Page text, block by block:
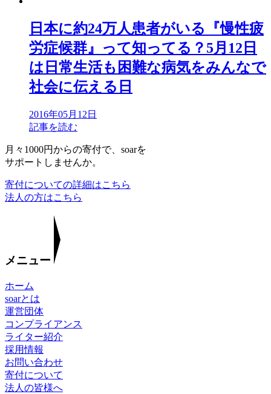
日本に約24万人患者がいる『慢性疲
労症候群』って知ってる？5月12日
は日常生活も困難な病気をみんなで
社会に伝える日
2016年05月12日
記事を読む
月々1000円からの寄付で、soarを
サポートしませんか。
寄付についての詳細はこちら
法人の方はこちら
メニュー
ホーム
soarとは
運営団体
コンプライアンス
ライター紹介
採用情報
お問い合わせ
寄付について
法人の皆様へ